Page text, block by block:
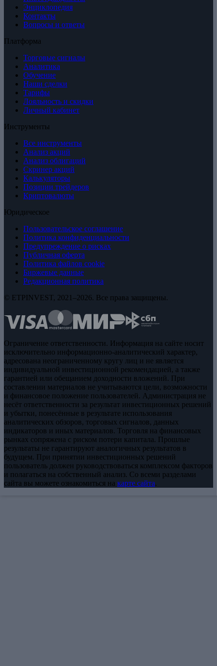
Энциклопедия
Контакты
Вопросы и ответы
Платформа
Торговые сигналы
Аналитика
Обучение
Наши сделки
Тарифы
Лояльность и скидки
Личный кабинет
Инструменты
Все инструменты
Анализ акций
Анализ облигаций
Скринер акций
Калькуляторы
Позиции трейдеров
Криптовалюты
Юридическое
Пользовательское соглашение
Политика конфиденциальности
Предупреждение о рисках
Публичная оферта
Политика файлов cookie
Биржевые данные
Редакционная политика
© ETPINVEST, 2021–2026. Все права защищены.
Ограничение ответственности. Информация на сайте носит
исключительно информационно-аналитический характер,
адресована неограниченному кругу лиц и не является
индивидуальной инвестиционной рекомендацией, а также
гарантией или обещанием доходности вложений. При
составлении материалов не учитываются цели, возможности
и финансовое положение пользователей. Администрация не
несёт ответственности за результат инвестиционных решений
и убытки, понесённые в результате использования
аналитических обзоров, торговых сигналов, данных
индикаторов и иных материалов. Торговля на финансовых
рынках сопряжена с риском потери капитала. Прошлые
результаты не гарантируют аналогичных результатов в
будущем. При принятии инвестиционных решений
пользователь должен руководствоваться комплексом факторов
и полагаться на собственный анализ. Со всеми разделами
сайта вы можете ознакомиться на карте сайта.